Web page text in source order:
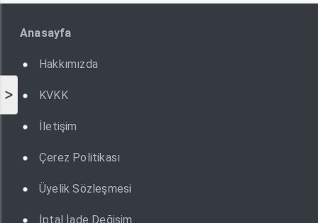
>
Anasayfa
Hakkımızda
KVKK
İletişim
Çerez Politikası
Üyelik Sözleşmesi
İptal İade Değişim